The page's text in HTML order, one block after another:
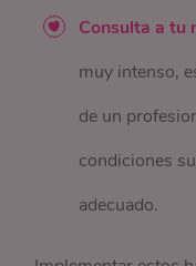
Consulta a tu
muy intenso,
de un
condiciones
adecuado.